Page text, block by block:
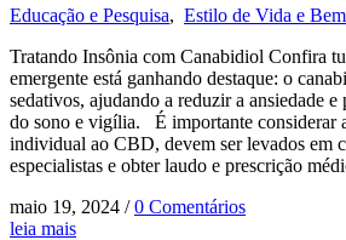
Educação e Pesquisa, Estilo de Vida e
Tratando Insônia com Canabidiol Confira
emergente está ganhando destaque: o
sedativos, ajudando a reduzir a ansiedade
do sono e vigília. É importante considerar
individual ao CBD, devem ser levados em
especialistas e obter laudo e prescrição
maio 19, 2024 / 0 Comentários
leia mais